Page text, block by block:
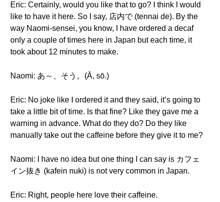
Eric: Certainly, would you like that to go? I think I would
like to have it here. So I say, 店内で (tennai de). By the
way Naomi-sensei, you know, I have ordered a decaf
only a couple of times here in Japan but each time, it
took about 12 minutes to make.
Naomi: あ～、そう。(Ā, sō.)
Eric: No joke like I ordered it and they said, it’s going to
take a little bit of time. Is that fine? Like they gave me a
warning in advance. What do they do? Do they like
manually take out the caffeine before they give it to me?
Naomi: I have no idea but one thing I can say is カフェ
イン抜き (kafein nuki) is not very common in Japan.
Eric: Right, people here love their caffeine.